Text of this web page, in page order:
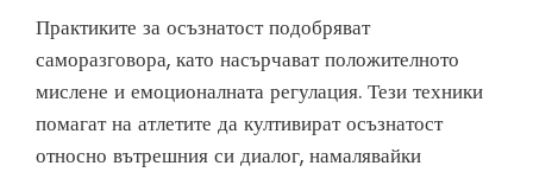
Практиките за осъзнатост подобряват
саморазговора, като насърчават положителното
мислене и емоционалната регулация. Тези техники
помагат на атлетите да култивират осъзнатост
относно вътрешния си диалог, намалявайки